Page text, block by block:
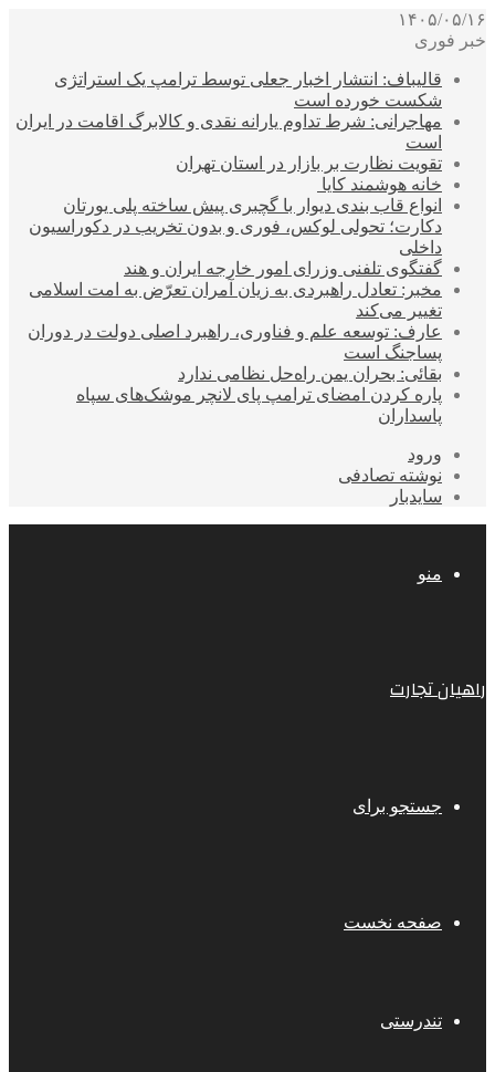
۱۴۰۵/۰۵/۱۶
خبر فوری
قالیباف: انتشار اخبار جعلی توسط ترامپ یک استراتژی
شکست خورده است
مهاجرانی: شرط تداوم یارانه نقدی و کالابرگ اقامت در ایران
است
تقویت نظارت بر بازار در استان تهران
خانه هوشمند کایا
انواع قاب بندی دیوار با گچبری پیش ساخته پلی یورتان
دکارت؛ تحولی لوکس، فوری و بدون تخریب در دکوراسیون
داخلی
گفتگوی تلفنی وزرای امور خارجه ایران و هند
مخبر: تعادل راهبردی به زیان آمران تعرّض به امت اسلامی
تغییر می‌کند
عارف: توسعه علم و فناوری، راهبرد اصلی دولت در دوران
پساجنگ است
بقائی: بحران یمن راه‌حل نظامی ندارد
پاره کردن امضای ترامپ پای لانچر موشک‌های سپاه
پاسداران
ورود
نوشته تصادفی
سایدبار
منو
راهیان تجارت
جستجو برای
صفحه نخست
تندرستی